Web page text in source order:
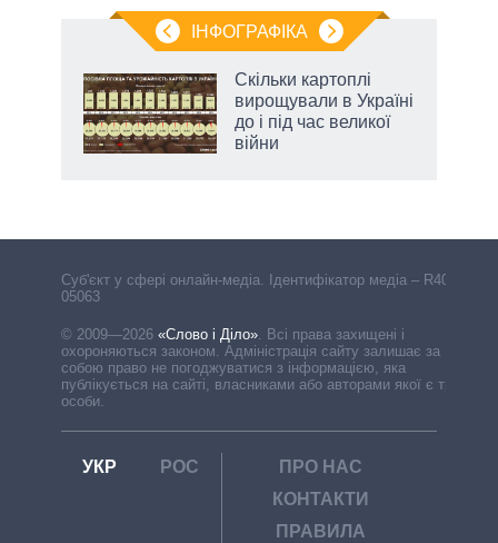
ІНФОГРАФІКА
Скільки картоплі
вирощували в Україні
до і під час великої
війни
Cуб'єкт у сфері онлайн-медіа. Ідентифікатор медіа – R40-
05063
© 2009—2026 «Слово і Діло»
Всі права захищені і
охороняються законом. Адміністрація сайту залишає за
собою право не погоджуватися з інформацією, яка
публікується на сайті, власниками або авторами якої є треті
особи.
УКР РОС
ПРО НАС
КОНТАКТИ
ПРАВИЛА